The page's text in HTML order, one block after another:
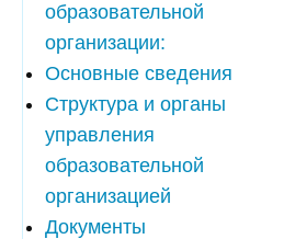
образовательной
организации:
Основные сведения
Структура и органы
управления
образовательной
организацией
Документы